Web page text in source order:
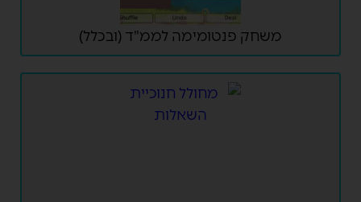
משחק פנטומימה לממ"ד (ובכלל)